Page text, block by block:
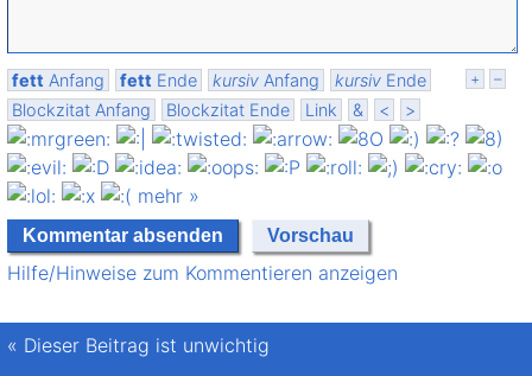
+ –
fett Anfang fett Ende kursiv Anfang kursiv Ende
Blockzitat Anfang
Blockzitat Ende Link & < >
mehr »
Hilfe/Hinweise zum Kommentieren anzeigen
« Dieser Beitrag ist unwichtig